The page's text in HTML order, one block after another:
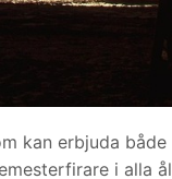
kan erbjuda
i alla